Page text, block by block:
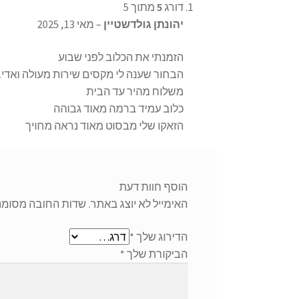
דורג 5 מתוך 5
יהונתן גולדשטיין – מאי 13, 2025
הזמנתי את הכלוב לפני שבוע
הבחור שענה לי מקסים שירות מעולה
משלוח מהיר עד הבית
כלוב עמיד ברמה מאוד גבוהה
הזאקו שלי מבסוט מאוד נראה מחויך
הוסף חוות דעת
האימייל לא יוצג באתר. שדות החובה
הדירוג שלך *
הביקורת שלך *